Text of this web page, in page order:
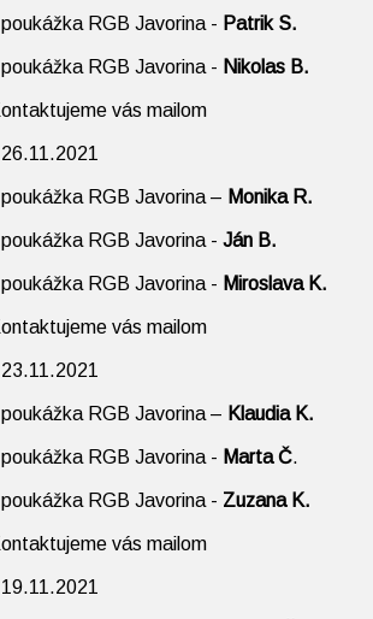
RGB Javorina - Patrik S.
RGB Javorina - Nikolas B.
vás mailom
RGB Javorina – Monika R.
RGB Javorina - Ján B.
RGB Javorina - Miroslava K.
vás mailom
RGB Javorina – Klaudia K.
RGB Javorina - Marta Č.
RGB Javorina - Zuzana K.
vás mailom